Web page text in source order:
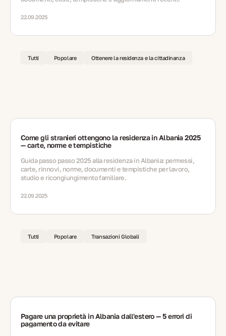
22.09.2025
Tutti Popolare Ottenere la residenza e la cittadinanza
Come gli stranieri ottengono la residenza in Albania 2025
— carte, norme e tempistiche
Guida passo passo 2025 alla residenza in Albania: permessi,
carte, rinnovi, norme, documenti e tempistiche per lavoro,
studio e ricongiungimento familiare.
22.09.2025
Tutti Popolare Transazioni Globali
Pagare una proprietà in Albania dall'estero — 5 errori di
pagamento da evitare